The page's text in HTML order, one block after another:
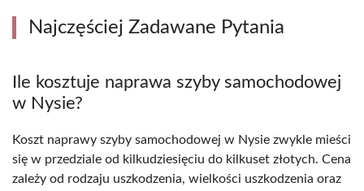
Najczęściej Zadawane Pytania
Ile kosztuje naprawa szyby samochodowej
w Nysie?
Koszt naprawy szyby samochodowej w Nysie zwykle mieści
się w przedziale od kilkudziesięciu do kilkuset złotych. Cena
zależy od rodzaju uszkodzenia, wielkości uszkodzenia oraz